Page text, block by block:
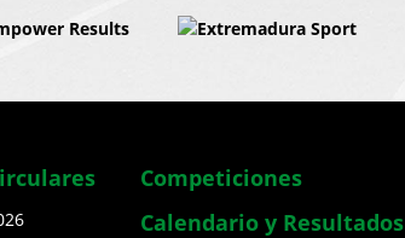
Competiciones
Calendario y Resultados